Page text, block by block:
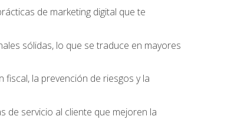
de marketing digital que te
sólidas, lo que se traduce en mayores
la prevención de riesgos y la
de servicio al cliente que mejoren la